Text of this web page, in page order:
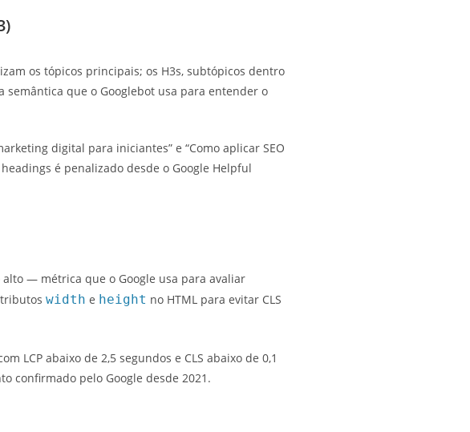
os tópicos principais; os H3s, subtópicos dentro
que o Googlebot usa para entender o
digital para iniciantes” e “Como aplicar SEO
é penalizado desde o Google Helpful
alto — métrica que o Google usa para avaliar
width e height no HTML para evitar CLS
LCP abaixo de 2,5 segundos e CLS abaixo de 0,1
confirmado pelo Google desde 2021.